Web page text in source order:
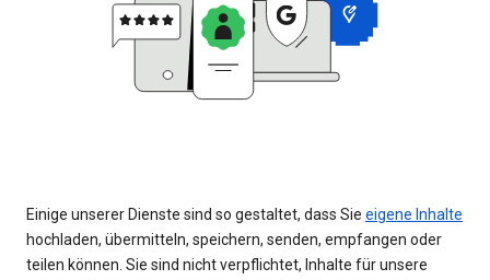
Einige unserer Dienste sind so gestaltet, dass Sie eigene Inhalte
hochladen, übermitteln, speichern, senden, empfangen oder
teilen können. Sie sind nicht verpflichtet, Inhalte für unsere